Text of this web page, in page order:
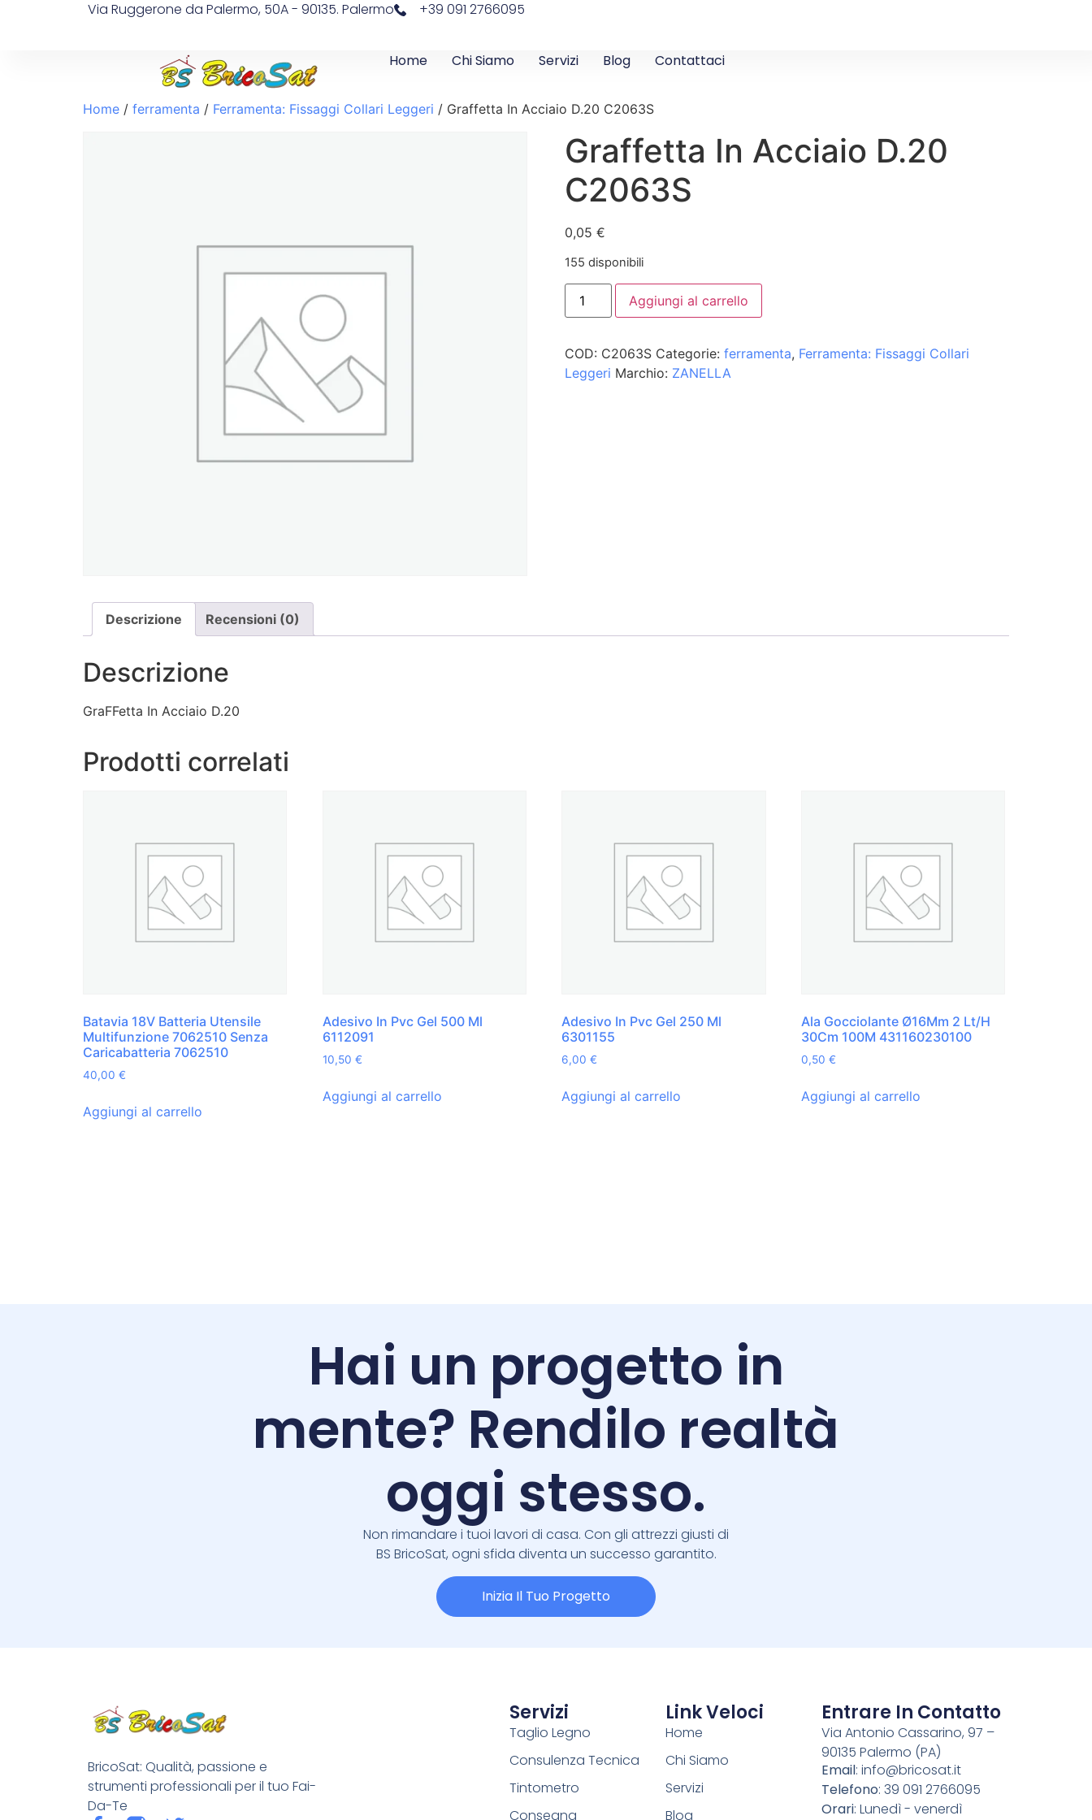
Via Ruggerone da Palermo, 50A - 90135. Palermo +39 091 2766095
Home Chi Siamo Servizi Blog Contattaci
Home / ferramenta / Ferramenta: Fissaggi Collari Leggeri / Graffetta In Acciaio D.20 C2063S
Graffetta In Acciaio D.20
C2063S
0,05 €
155 disponibili
Aggiungi al carrello
COD: C2063S Categorie: ferramenta, Ferramenta: Fissaggi Collari
Leggeri Marchio: ZANELLA
Descrizione Recensioni (0)
Descrizione
GraFFetta In Acciaio D.20
Prodotti correlati
Batavia 18V Batteria Utensile
Multifunzione 7062510 Senza
Caricabatteria 7062510
40,00 €
Aggiungi al carrello
Adesivo In Pvc Gel 500 Ml
6112091
10,50 €
Aggiungi al carrello
Adesivo In Pvc Gel 250 Ml
6301155
6,00€
Aggiungi al carrello
Ala Gocciolante Ø16Mm 2 Lt/H
30Cm 100M 431160230100
0,50€
Aggiungi al carrello
Hai un progetto in
mente? Rendilo realtà
oggi stesso.
Non rimandare i tuoi lavori di casa. Con gli attrezzi giusti di
BS BricoSat, ogni sfida diventa un successo garantito.
Inizia Il Tuo Progetto
BricoSat: Qualità, passione e
strumenti professionali per il tuo Fai-
Da-Te
Servizi
Taglio Legno
Consulenza Tecnica
Tintometro
Consegna
Link Veloci
Home
Chi Siamo
Servizi
Blog
Entrare In Contatto
Via Antonio Cassarino, 97 –
90135 Palermo (PA)
Email: info@bricosat.it
Telefono: 39 091 2766095
Orari: Lunedì - venerdì